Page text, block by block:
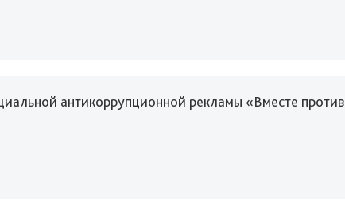
антикоррупционной рекламы «Вместе против